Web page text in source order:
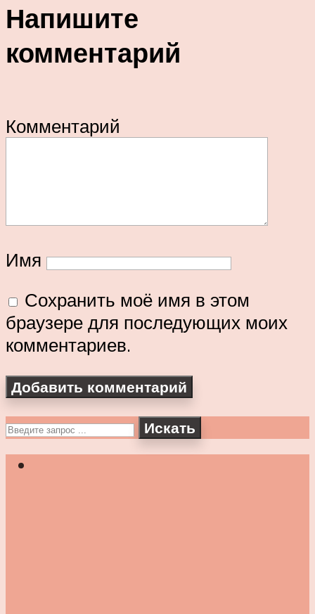
Напишите
комментарий
Комментарий
Имя
Сохранить моё имя в этом
браузере для последующих моих
комментариев.
Искать